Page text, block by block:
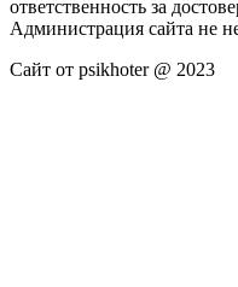
ответственность за
Администрация сайта не
Сайт от psikhoter @ 2023